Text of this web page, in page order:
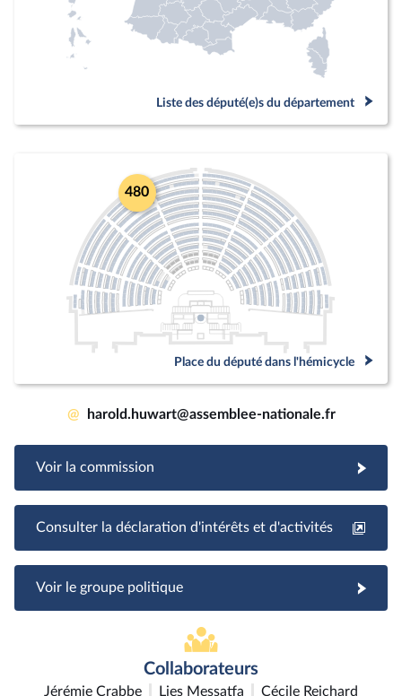
Liste des député(e)s du département
480
Place du député dans l'hémicycle
@ harold.huwart@assemblee-nationale.fr
Voir la commission
Consulter la déclaration d'intérêts et d'activités
Voir le groupe politique
Collaborateurs
Jérémie Crabbe Lies Messatfa Cécile Reichard